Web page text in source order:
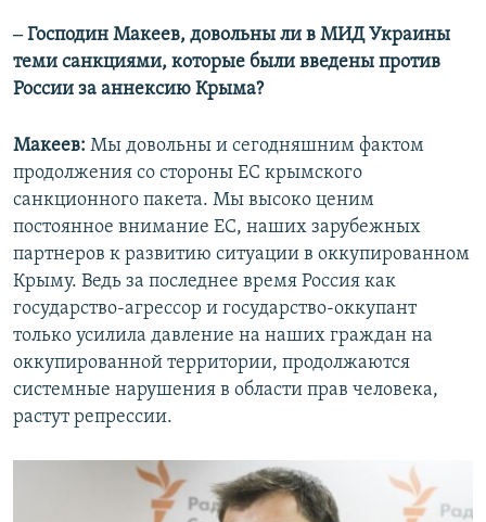
‒ Господин Макеев, довольны ли в МИД Украины
теми санкциями, которые были введены против
России за аннексию Крыма?
Макеев: Мы довольны и сегодняшним фактом
продолжения со стороны ЕС крымского
санкционного пакета. Мы высоко ценим
постоянное внимание ЕС, наших зарубежных
партнеров к развитию ситуации в оккупированном
Крыму. Ведь за последнее время Россия как
государство-агрессор и государство-оккупант
только усилила давление на наших граждан на
оккупированной территории, продолжаются
системные нарушения в области прав человека,
растут репрессии.